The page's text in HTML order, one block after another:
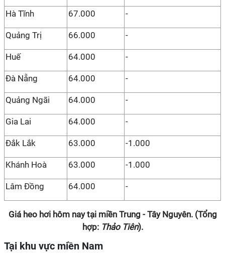
Hà Tĩnh 67.000 -
Quảng Trị 66.000 -
Huế 64.000 -
Đà Nẵng 64.000 -
Quảng Ngãi 64.000 -
Gia Lai 64.000 -
Đắk Lắk 63.000 -1.000
Khánh Hoà 63.000 -1.000
Lâm Đồng 64.000 -
Giá heo hơi hôm nay tại miền Trung - Tây Nguyên. (Tổng
hợp: Thảo Tiên).
Tại khu vực miền Nam